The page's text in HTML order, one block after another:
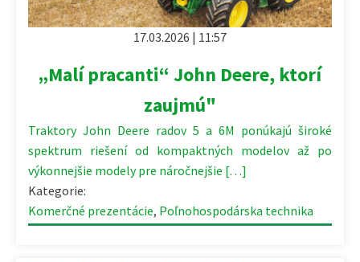
17.03.2026 | 11:57
„Malí pracanti“ John Deere, ktorí
zaujmú"
Traktory John Deere radov 5 a 6M ponúkajú široké
spektrum riešení od kompaktných modelov až po
výkonnejšie modely pre náročnejšie […]
Kategorie:
Komerčné prezentácie, Poľnohospodárska technika